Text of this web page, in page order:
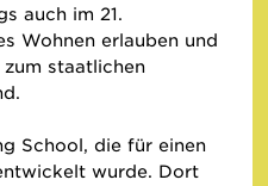
auch im 21.
Wohnen erlauben und
staatlichen
School, die für einen
wurde. Dort